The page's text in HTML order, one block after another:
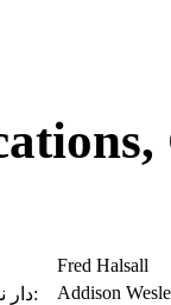
Fred Halsall
دار نشر:
Addison